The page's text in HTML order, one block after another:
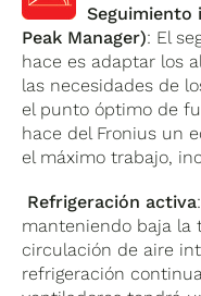
Seguimiento
Peak Manager): El
hace es adaptar los
las necesidades de
el punto óptimo de
hace del Fronius un
el máximo trabajo,
Refrigeración activa
manteniendo baja la
circulación de aire
refrigeración